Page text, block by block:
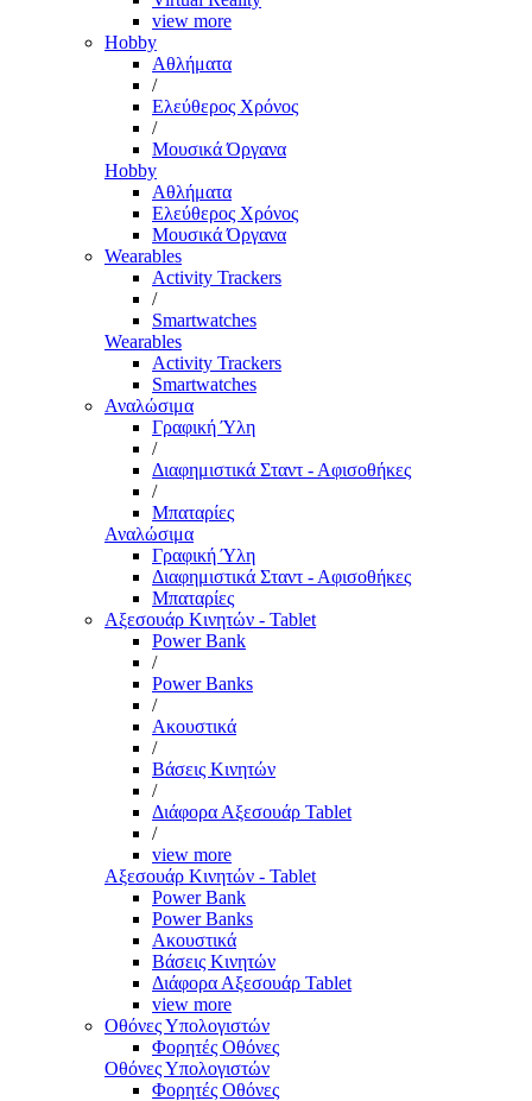
view more
Hobby
Αθλήματα
/
Ελεύθερος Χρόνος
/
Μουσικά Όργανα
Hobby
Αθλήματα
Ελεύθερος Χρόνος
Μουσικά Όργανα
Wearables
Activity Trackers
/
Smartwatches
Wearables
Activity Trackers
Smartwatches
Αναλώσιμα
Γραφική Ύλη
/
Διαφημιστικά Σταντ - Αφισοθήκες
/
Μπαταρίες
Αναλώσιμα
Γραφική Ύλη
Διαφημιστικά Σταντ - Αφισοθήκες
Μπαταρίες
Αξεσουάρ Κινητών - Tablet
Power Bank
/
Power Banks
/
Ακουστικά
/
Βάσεις Κινητών
/
Διάφορα Αξεσουάρ Tablet
/
view more
Αξεσουάρ Κινητών - Tablet
Power Bank
Power Banks
Ακουστικά
Βάσεις Κινητών
Διάφορα Αξεσουάρ Tablet
view more
Οθόνες Υπολογιστών
Φορητές Οθόνες
Οθόνες Υπολογιστών
Φορητές Οθόνες